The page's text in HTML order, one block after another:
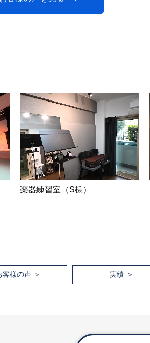
楽器練習室（S様）
客様の声 実績